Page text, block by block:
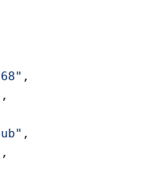
,
,
,
,